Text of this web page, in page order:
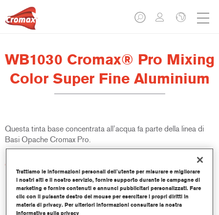
WB1030 Cromax® Pro Mixing
Color Super Fine Aluminium
Questa tinta base concentrata all’acqua fa parte della linea di
Basi Opache Cromax Pro.
Caratteristiche del prodotto
Copertura e abbinamento colore eccellenti.
Veloce ed economica, aiuta ad incrementare i volumi delle
lavorazioni e la produttività.
Fa parte di un completo sistema di tinte e resine dedicato.
Trattiamo le informazioni personali dell`utente per misurare e migliorare
i nostri siti e il nostro servizio, fornire supporto durante le campagne di
marketing e fornire contenuti e annunci pubblicitari personalizzati. Fare
clic con il pulsante destro del mouse per esercitare i propri diritti in
materia di privacy. Per ulteriori informazioni consultare la nostra
Informativa sulla privacy